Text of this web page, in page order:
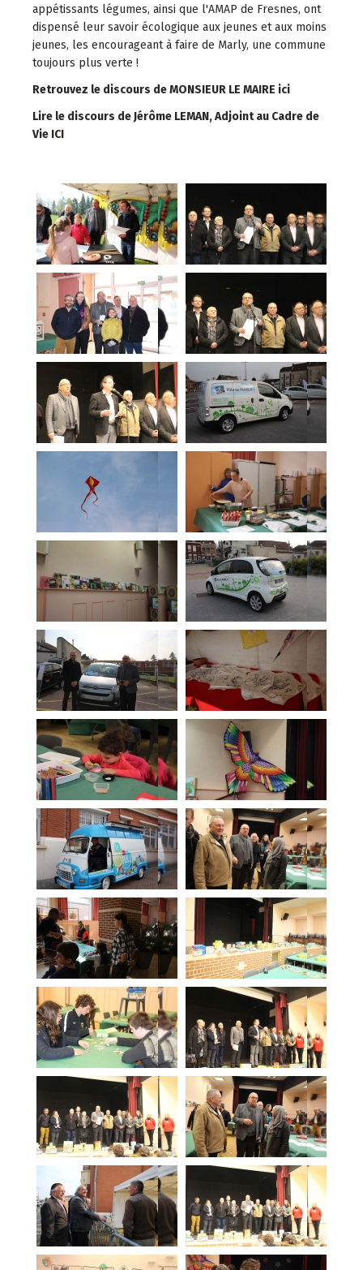
appétissants légumes, ainsi que l'AMAP de Fresnes, ont
dispensé leur savoir écologique aux jeunes et aux moins
jeunes, les encourageant à faire de Marly, une commune
toujours plus verte !
Retrouvez le discours de MONSIEUR LE MAIRE ici
Lire le discours de Jérôme LEMAN, Adjoint au Cadre de
Vie ICI